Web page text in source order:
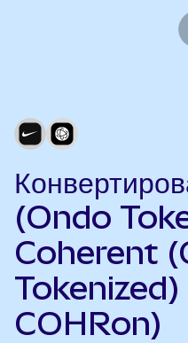
(Ondo
Coherent
COHRon)